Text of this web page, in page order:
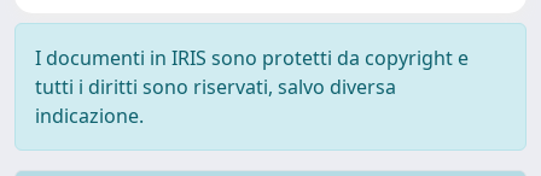
I documenti in IRIS sono protetti da copyright e
tutti i diritti sono riservati, salvo diversa
indicazione.